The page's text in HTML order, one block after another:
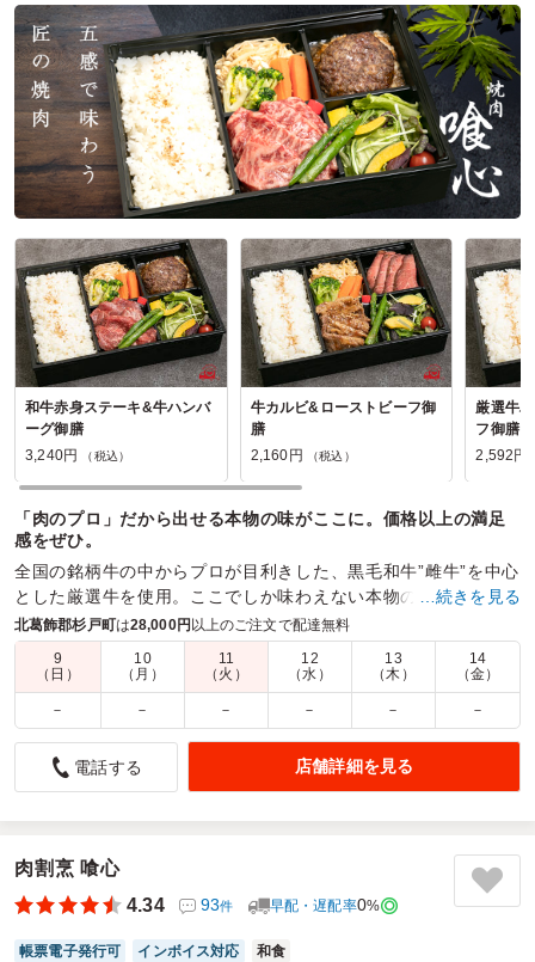
越谷八十吉の口コミをもっと見る
和牛赤身ステーキ&牛ハンバ
ーグ御膳
3,240円
（税込）
牛カルビ&ローストビーフ御
膳
2,160円
（税込）
厳選牛
フ御膳
2,592円
「肉のプロ」だから出せる本物の味がここに。価格以上の満足
感をぜひ。
全国の銘柄牛の中からプロが目利きした、黒毛和牛”雌牛”を中心
とした厳選牛を使用。ここでしか味わえない本物の焼肉弁当を
ご堪能ください。
商品数： 締切日時： 2日前12:00 価格帯：
1,080円～6,480円
配達時間：
5:00～23:00
美味しかった!
4.5
お弁当はガッツリ系の2000円以内で、希望どうりでした。お
弁当自体とても美味しく評判よかったです。お肉も柔らかく
味付けも丁度よかったです。
また食べたいと言われました。ご馳走様でした。
…続きを見る
北葛飾郡杉戸町は28,000円 以上のご注文で配達無料
9
（日）
10
（月）
11
（火）
12
（水）
13
（木）
14
（金）
－ － － － － －
電話する 店舗詳細を見る
肉割烹 喰心
4.34
93件 早配・遅配率0%
帳票電子発行可 インボイス対応 和食